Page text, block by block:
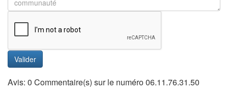
Valider
Avis: 0 Commentaire(s) sur le numéro 06.11.76.31.50